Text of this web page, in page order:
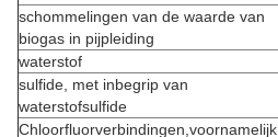
schommelingen van de waarde van
biogas in pijpleiding
waterstof
sulfide, met inbegrip van
waterstofsulfide
Chloorfluorverbindingen,voornamelijk